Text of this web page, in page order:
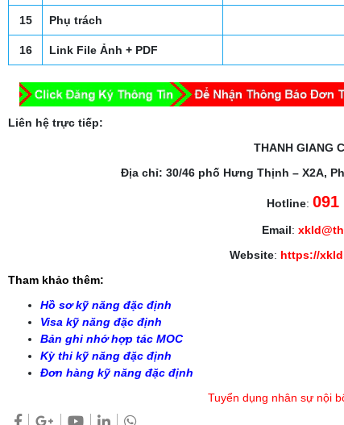
15 Phụ trách
16 Link File Ảnh + PDF
Liên hệ trực tiếp:
THANH GIANG
Địa chỉ: 30/46 phố Hưng Thịnh – X2A,
Hotline:091
Email:
Website: https://
Tham khảo thêm:
Hồ sơ kỹ năng đặc định
Visa kỹ năng đặc định
Bản ghi nhớ hợp tác MOC
Kỳ thi kỹ năng đặc định
Đơn hàng kỹ năng đặc định
Tuyển dụng nhân sự nội